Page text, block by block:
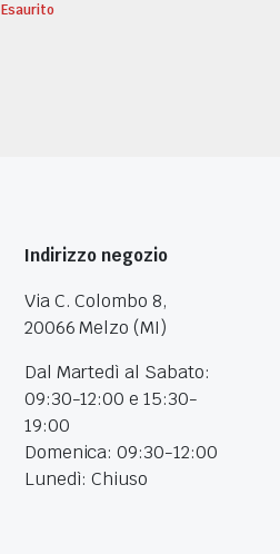
Esaurito
Indirizzo negozio
Via C. Colombo 8,
20066 Melzo (MI)
Dal Martedì al Sabato:
09:30-12:00 e 15:30-
19:00
Domenica: 09:30-12:00
Lunedì: Chiuso